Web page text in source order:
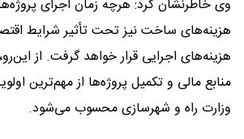
وی خاطرنشان کرد: هرچه زمان اجرای
هزینه‌های ساخت نیز تحت تأثیر شرایط
هزینه‌های اجرایی قرار خواهد گرفت. از
منابع مالی و تکمیل پروژه‌ها از مهم‌ترین
وزارت راه و شهرسازی محسوب می‌شود.